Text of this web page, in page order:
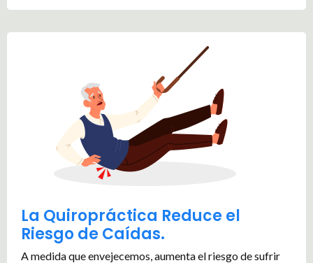
La Quiropráctica Reduce el
Riesgo de Caídas.
A medida que envejecemos, aumenta el riesgo de sufrir